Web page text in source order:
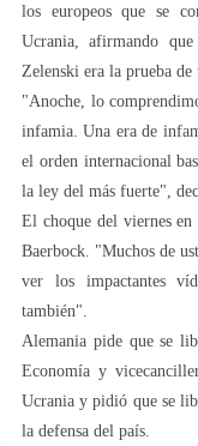
los europeos que se
Ucrania, afirmando
Zelenski era la prueba
"Anoche, lo
infamia. Una era de
el orden internacional
la ley del más fuerte",
El choque del viernes
Baerbock. "Muchos de
ver los impactantes
también".
Alemania pide que se
Economía y
Ucrania y pidió que se
la defensa del país.